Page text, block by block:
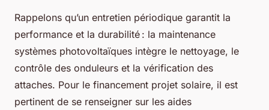
Rappelons qu’un entretien périodique garantit la
performance et la durabilité : la maintenance
systèmes photovoltaïques intègre le nettoyage, le
contrôle des onduleurs et la vérification des
attaches. Pour le financement projet solaire, il est
pertinent de se renseigner sur les aides